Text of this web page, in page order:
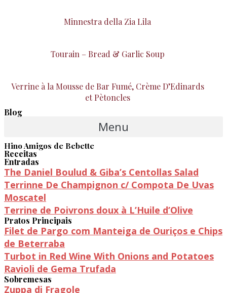
Minnestra della Zia Lila
Tourain – Bread & Garlic Soup
Verrine à la Mousse de Bar Fumé, Crème D’Edinards
et Pètoncles
Blog
Menu
Hino Amigos de Bebette
Receitas
Entradas
The Daniel Boulud & Giba’s Centollas Salad
Terrinne De Champignon c/ Compota De Uvas
Moscatel
Terrine de Poivrons doux à L’Huile d’Olive
Pratos Principais
Filet de Pargo com Manteiga de Ouriços e Chips
de Beterraba
Turbot in Red Wine With Onions and Potatoes
Ravioli de Gema Trufada
Sobremesas
Zuppa di Fragole